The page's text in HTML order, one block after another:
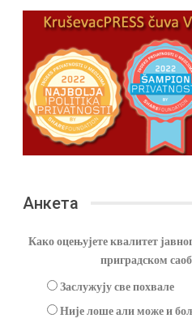
Анкета
Како оцењујете квалитет
приградском
Заслужују све похвале
Није лоше али може и